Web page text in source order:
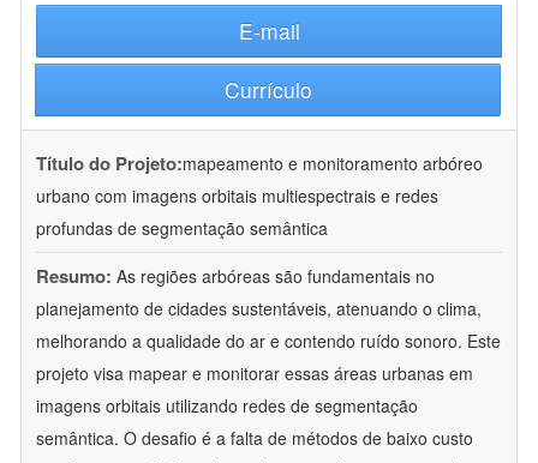
E-mail
Currículo
Título do Projeto:mapeamento e monitoramento arbóreo
urbano com imagens orbitais multiespectrais e redes
profundas de segmentação semântica
Resumo: As regiões arbóreas são fundamentais no
planejamento de cidades sustentáveis, atenuando o clima,
melhorando a qualidade do ar e contendo ruído sonoro. Este
projeto visa mapear e monitorar essas áreas urbanas em
imagens orbitais utilizando redes de segmentação
semântica. O desafio é a falta de métodos de baixo custo